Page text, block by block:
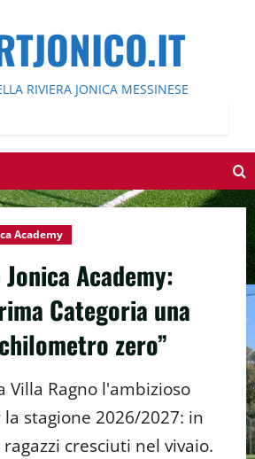
RIVIERA JONICA MESSINESE
Academy
Academy:
Categoria una
zero”
Villa Ragno l'ambizioso
stagione 2026/2027: in
cresciuti nel vivaio.